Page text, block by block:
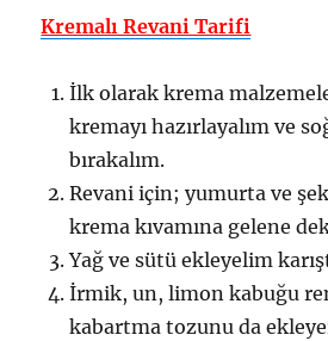
Kremalı Revani Tarifi
İlk olarak krema
kremayı hazırlayalım ve
bırakalım.
Revani için; yumurta ve
krema kıvamına gelene
Yağ ve sütü ekleyelim
İrmik, un, limon kabuğu
kabartma tozunu da